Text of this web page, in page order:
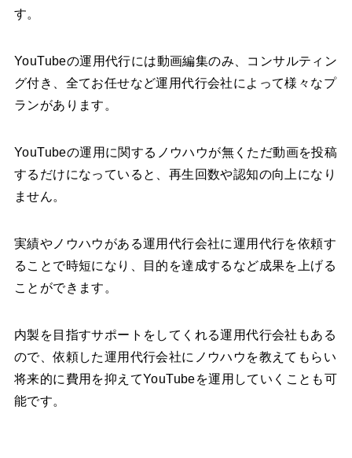
す。
YouTubeの運用代行には動画編集のみ、コンサルティン
グ付き、全てお任せなど運用代行会社によって様々なプ
ランがあります。
YouTubeの運用に関するノウハウが無くただ動画を投稿
するだけになっていると、再生回数や認知の向上になり
ません。
実績やノウハウがある運用代行会社に運用代行を依頼す
ることで時短になり、目的を達成するなど成果を上げる
ことができます。
内製を目指すサポートをしてくれる運用代行会社もある
ので、依頼した運用代行会社にノウハウを教えてもらい
将来的に費用を抑えてYouTubeを運用していくことも可
能です。